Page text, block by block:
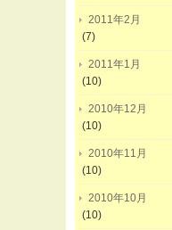
2011年2月
(7)
2011年1月
(10)
2010年12月
(10)
2010年11月
(10)
2010年10月
(10)